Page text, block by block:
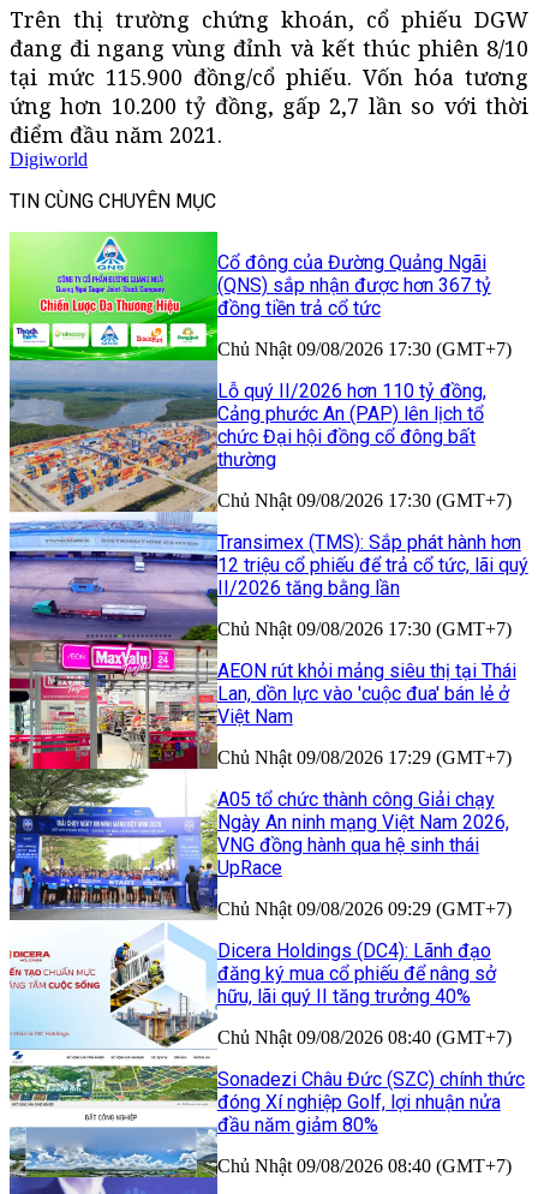
Trên thị trường chứng khoán, cổ phiếu DGW
đang đi ngang vùng đỉnh và kết thúc phiên 8/10
tại mức 115.900 đồng/cổ phiếu. Vốn hóa tương
ứng hơn 10.200 tỷ đồng, gấp 2,7 lần so với thời
điểm đầu năm 2021.
Digiworld
TIN CÙNG CHUYÊN MỤC
Cổ đông của Đường Quảng Ngãi
(QNS) sắp nhận được hơn 367 tỷ
đồng tiền trả cổ tức
Chủ Nhật 09/08/2026 17:30 (GMT+7)
Lỗ quý II/2026 hơn 110 tỷ đồng,
Cảng phước An (PAP) lên lịch tổ
chức Đại hội đồng cổ đông bất
thường
Chủ Nhật 09/08/2026 17:30 (GMT+7)
Transimex (TMS): Sắp phát hành hơn
12 triệu cổ phiếu để trả cổ tức, lãi quý
II/2026 tăng bằng lần
Chủ Nhật 09/08/2026 17:30 (GMT+7)
AEON rút khỏi mảng siêu thị tại Thái
Lan, dồn lực vào 'cuộc đua' bán lẻ ở
Việt Nam
Chủ Nhật 09/08/2026 17:29 (GMT+7)
A05 tổ chức thành công Giải chạy
Ngày An ninh mạng Việt Nam 2026,
VNG đồng hành qua hệ sinh thái
UpRace
Chủ Nhật 09/08/2026 09:29 (GMT+7)
Dicera Holdings (DC4): Lãnh đạo
đăng ký mua cổ phiếu để nâng sở
hữu, lãi quý II tăng trưởng 40%
Chủ Nhật 09/08/2026 08:40 (GMT+7)
Sonadezi Châu Đức (SZC) chính thức
đóng Xí nghiệp Golf, lợi nhuận nửa
đầu năm giảm 80%
Chủ Nhật 09/08/2026 08:40 (GMT+7)